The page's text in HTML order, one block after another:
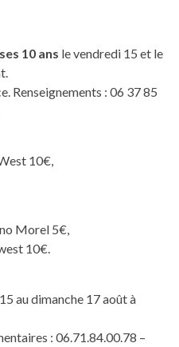
10 ans le vendredi 15 et le
Renseignements : 06 37 85
10€,
Morel 5€,
10€.
au dimanche 17 août à
: 06.71.84.00.78 –